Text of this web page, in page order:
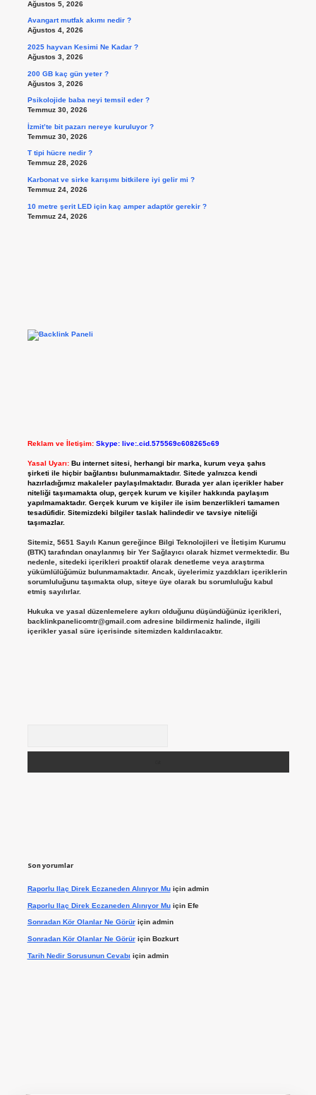
Ağustos 5, 2026
Avangart mutfak akımı nedir ?
Ağustos 4, 2026
2025 hayvan Kesimi Ne Kadar ?
Ağustos 3, 2026
200 GB kaç gün yeter ?
Ağustos 3, 2026
Psikolojide baba neyi temsil eder ?
Temmuz 30, 2026
İzmit’te bit pazarı nereye kuruluyor ?
Temmuz 30, 2026
T tipi hücre nedir ?
Temmuz 28, 2026
Karbonat ve sirke karışımı bitkilere iyi gelir mi ?
Temmuz 24, 2026
10 metre şerit LED için kaç amper adaptör gerekir ?
Temmuz 24, 2026
Reklam ve İletişim: Skype: live:.cid.575569c608265c69
Yasal Uyarı: Bu internet sitesi, herhangi bir marka, kurum veya şahıs
şirketi ile hiçbir bağlantısı bulunmamaktadır. Sitede yalnızca kendi
hazırladığımız makaleler paylaşılmaktadır. Burada yer alan içerikler haber
niteliği taşımamakta olup, gerçek kurum ve kişiler hakkında paylaşım
yapılmamaktadır. Gerçek kurum ve kişiler ile isim benzerlikleri tamamen
tesadüfidir. Sitemizdeki bilgiler taslak halindedir ve tavsiye niteliği
taşımazlar.
Sitemiz, 5651 Sayılı Kanun gereğince Bilgi Teknolojileri ve İletişim Kurumu
(BTK) tarafından onaylanmış bir Yer Sağlayıcı olarak hizmet vermektedir. Bu
nedenle, sitedeki içerikleri proaktif olarak denetleme veya araştırma
yükümlülüğümüz bulunmamaktadır. Ancak, üyelerimiz yazdıkları içeriklerin
sorumluluğunu taşımakta olup, siteye üye olarak bu sorumluluğu kabul
etmiş sayılırlar.
Hukuka ve yasal düzenlemelere aykırı olduğunu düşündüğünüz içerikleri,
backlinkpanelicomtr@gmail.comadresine bildirmeniz halinde, ilgili
içerikler yasal süre içerisinde sitemizden kaldırılacaktır.
Son yorumlar
Raporlu Ilaç Direk Eczaneden Alınıyor Muiçin admin
Raporlu Ilaç Direk Eczaneden Alınıyor Muiçin Efe
Sonradan Kör Olanlar Ne Görüriçin admin
Sonradan Kör Olanlar Ne Görüriçin Bozkurt
Tarih Nedir Sorusunun Cevabı için admin